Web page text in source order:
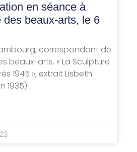
en séance à
des beaux-arts, le 6
correspondant de
beaux-arts. « La Sculpture
1945 », extrait Lisbeth
1935).